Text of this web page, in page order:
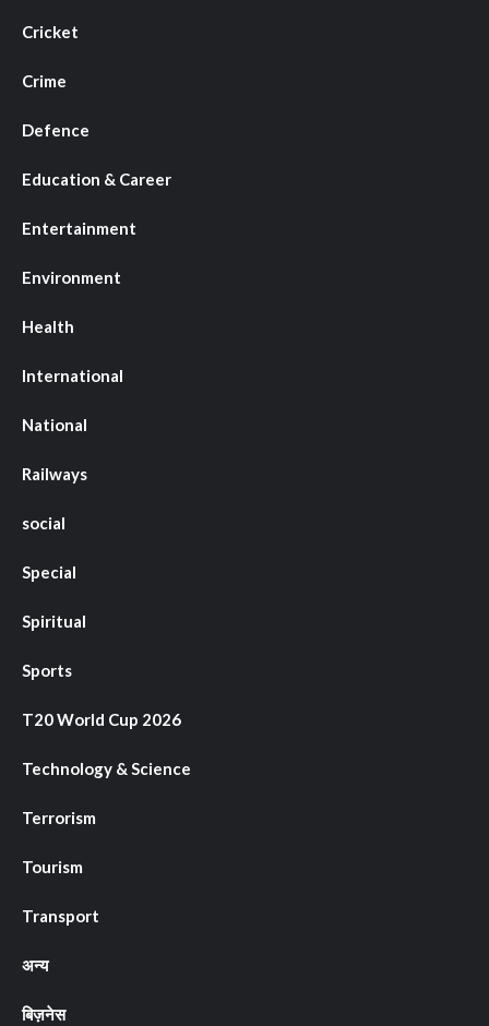
Cricket
Crime
Defence
Education & Career
Entertainment
Environment
Health
International
National
Railways
social
Special
Spiritual
Sports
T20 World Cup 2026
Technology & Science
Terrorism
Tourism
Transport
अन्य
बिज़नेस